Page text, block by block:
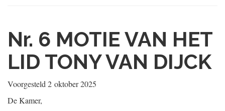
Nr. 6 MOTIE VAN HET
LID TONY VAN DIJCK
Voorgesteld 2 oktober 2025
De Kamer,